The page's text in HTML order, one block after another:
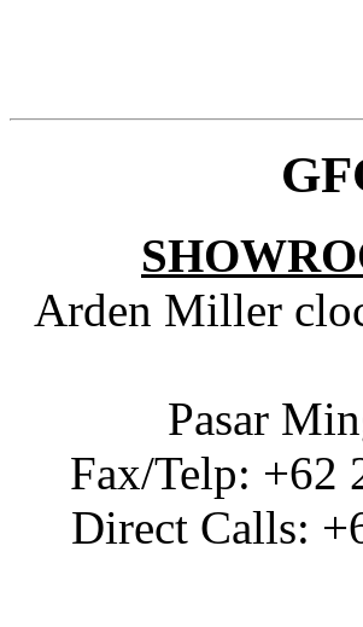
Arden Miller
Pasar
Fax/Telp: +62
Direct Calls: